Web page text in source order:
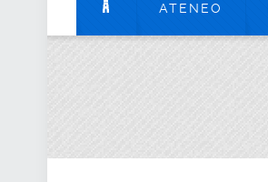
ATENEO